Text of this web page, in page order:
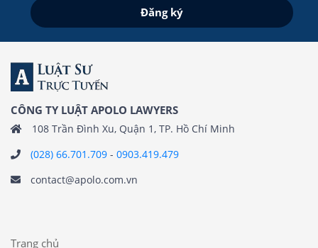
CÔNG TY LUẬT APOLO LAWYERS
108 Trần Đình Xu, Quận 1, TP. Hồ Chí Minh
(028) 66.701.709 - 0903.419.479
contact@apolo.com.vn
Trang chủ